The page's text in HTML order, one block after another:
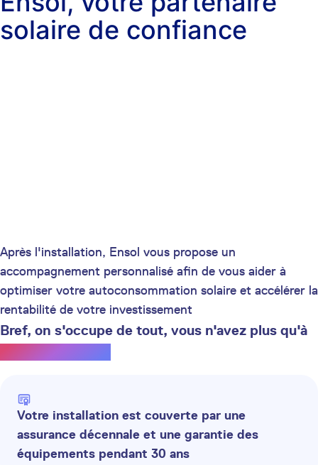
solaire de confiance
Après l'installation, Ensol vous propose un
accompagnement personnalisé afin de vous aider à
optimiser votre autoconsommation solaire et accélérer la
rentabilité de votre investissement
Bref, on s'occupe de tout, vous n'avez plus qu'à
profiter du soleil.
Votre installation est couverte par une
assurance décennale et une garantie des
équipements pendant 30 ans